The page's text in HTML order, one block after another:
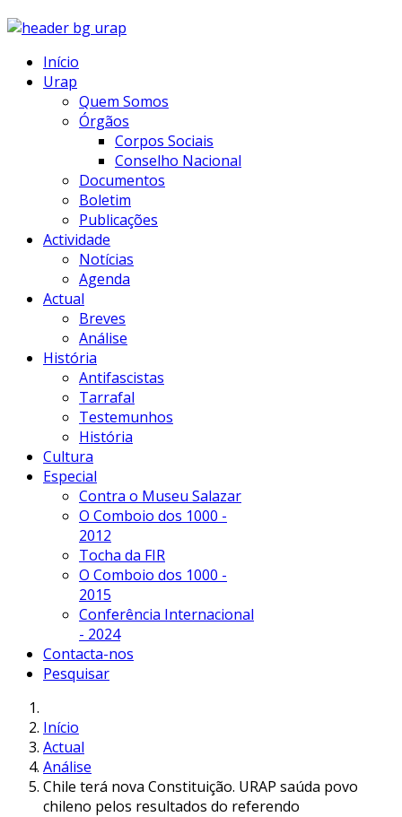
Início
Urap
Quem Somos
Órgãos
Corpos Sociais
Conselho Nacional
Documentos
Boletim
Publicações
Actividade
Notícias
Agenda
Actual
Breves
Análise
História
Antifascistas
Tarrafal
Testemunhos
História
Cultura
Especial
Contra o Museu Salazar
O Comboio dos 1000 -
2012
Tocha da FIR
O Comboio dos 1000 -
2015
Conferência Internacional
- 2024
Contacta-nos
Pesquisar
Início
Actual
Análise
Chile terá nova Constituição. URAP saúda povo
chileno pelos resultados do referendo